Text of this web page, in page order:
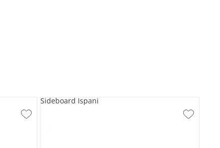
Sideboard Ispani